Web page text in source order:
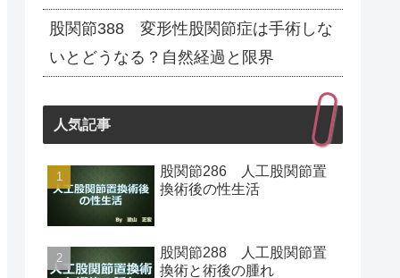
股関節388 変形性股関節症は手術しな
いとどうなる？自然経過と限界
人気記事
股関節286 人工股関節置
換術後の性生活
股関節288 人工股関節置
換術と術後の腫れ